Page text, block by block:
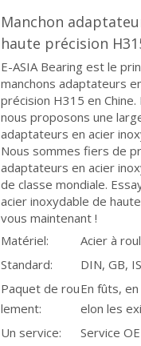
Manchon
haute précision
E-ASIA Bearing est le
manchons adaptateurs
précision H315 en
nous proposons une
adaptateurs en acier
Nous sommes fiers de
adaptateurs en acier
de classe mondiale.
acier inoxydable de
vous maintenant !
Matériel:
Acier à
Standard:
DIN, GB,
Paquet de rou
lement:
En fûts,
elon les
Un service:
Service